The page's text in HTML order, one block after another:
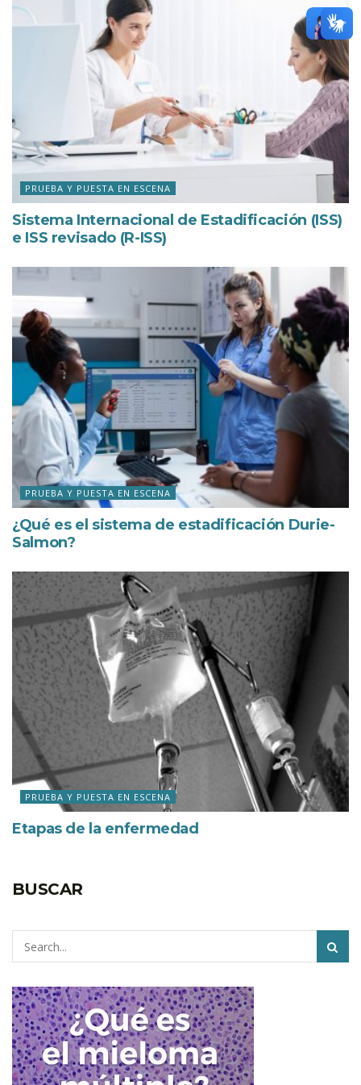
PRUEBA Y PUESTA EN ESCENA
Sistema Internacional de Estadificación (ISS)
e ISS revisado (R-ISS)
PRUEBA Y PUESTA EN ESCENA
¿Qué es el sistema de estadificación Durie-
Salmon?
PRUEBA Y PUESTA EN ESCENA
Etapas de la enfermedad
BUSCAR
Pesquisar